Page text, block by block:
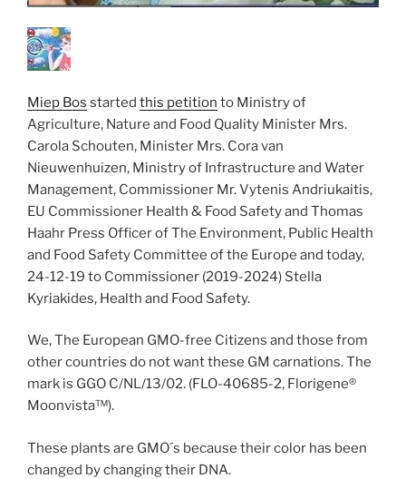
Miep Bos started this petition to Ministry of
Agriculture, Nature and Food Quality Minister Mrs.
Carola Schouten, Minister Mrs. Cora van
Nieuwenhuizen, Ministry of Infrastructure and Water
Management, Commissioner Mr. Vytenis Andriukaitis,
EU Commissioner Health & Food Safety and Thomas
Haahr Press Officer of The Environment, Public Health
and Food Safety Committee of the Europe and today,
24-12-19 to Commissioner (2019-2024) Stella
Kyriakides, Health and Food Safety.
We, The European GMO-free Citizens and those from
other countries do not want these GM carnations. The
mark is GGO C/NL/13/02. (FLO-40685-2, Florigene®
Moonvista™).
These plants are GMO´s because their color has been
changed by changing their DNA.